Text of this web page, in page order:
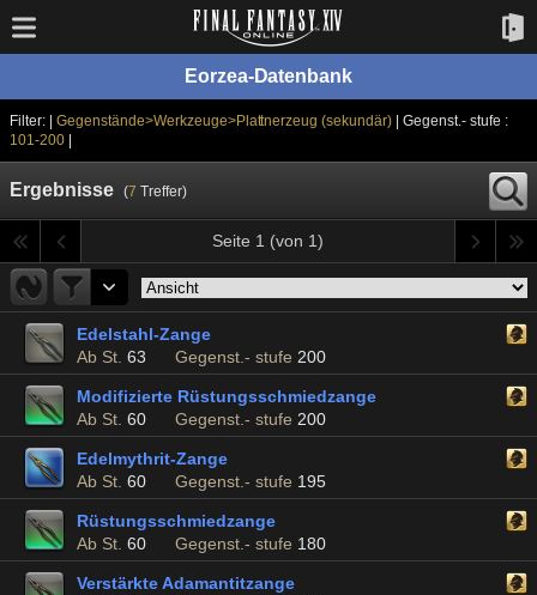
Eorzea-Datenbank
Filter: | Gegenstände>Werkzeuge>Plattnerzeug (sekundär)
| Gegenst.- stufe :
101-200|
Ergebnisse (7 Treffer)
Seite 1 (von 1)
Edelstahl-Zange
Ab St. 63 Gegenst.- stufe 200
Modifizierte Rüstungsschmiedzange
Ab St. 60 Gegenst.- stufe 200
Edelmythrit-Zange
Ab St. 60 Gegenst.- stufe 195
Rüstungsschmiedzange
Ab St. 60 Gegenst.- stufe 180
Verstärkte Adamantitzange